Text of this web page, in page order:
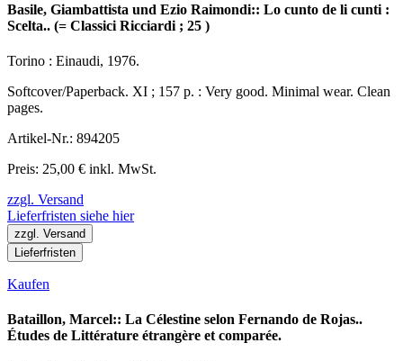
Basile, Giambattista und Ezio Raimondi:: Lo cunto de li cunti :
Scelta.. (= Classici Ricciardi ; 25 )
Torino : Einaudi, 1976.
Softcover/Paperback. XI ; 157 p. : Very good. Minimal wear. Clean
pages.
Artikel-Nr.: 894205
Preis: 25,00 € inkl. MwSt.
zzgl. Versand
Lieferfristen siehe hier
zzgl. Versand
Lieferfristen
Kaufen
Bataillon, Marcel:: La Célestine selon Fernando de Rojas..
Études de Littérature étrangère et comparée.